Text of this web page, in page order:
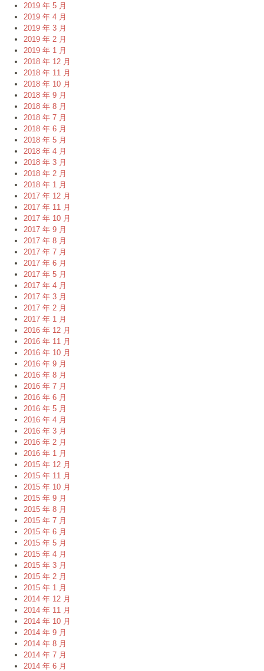
2019 年 5 月
2019 年 4 月
2019 年 3 月
2019 年 2 月
2019 年 1 月
2018 年 12 月
2018 年 11 月
2018 年 10 月
2018 年 9 月
2018 年 8 月
2018 年 7 月
2018 年 6 月
2018 年 5 月
2018 年 4 月
2018 年 3 月
2018 年 2 月
2018 年 1 月
2017 年 12 月
2017 年 11 月
2017 年 10 月
2017 年 9 月
2017 年 8 月
2017 年 7 月
2017 年 6 月
2017 年 5 月
2017 年 4 月
2017 年 3 月
2017 年 2 月
2017 年 1 月
2016 年 12 月
2016 年 11 月
2016 年 10 月
2016 年 9 月
2016 年 8 月
2016 年 7 月
2016 年 6 月
2016 年 5 月
2016 年 4 月
2016 年 3 月
2016 年 2 月
2016 年 1 月
2015 年 12 月
2015 年 11 月
2015 年 10 月
2015 年 9 月
2015 年 8 月
2015 年 7 月
2015 年 6 月
2015 年 5 月
2015 年 4 月
2015 年 3 月
2015 年 2 月
2015 年 1 月
2014 年 12 月
2014 年 11 月
2014 年 10 月
2014 年 9 月
2014 年 8 月
2014 年 7 月
2014 年 6 月